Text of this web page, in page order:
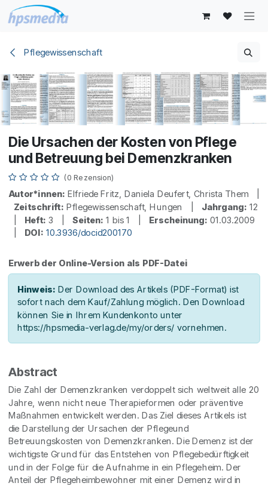
Zum Inhalt springen
Pflegewissenschaft
Die Ursachen der Kosten von Pflege
und Betreuung bei Demenzkranken
(0 Rezension)
Autor*innen: Elfriede Fritz, Daniela Deufert, Christa Them |
Zeitschrift: Pflegewissenschaft, Hungen | Jahrgang: 12
Heft: 3 | Seiten: 1 bis 1 | Erscheinung: 01.03.2009
DOI: 10.3936/docid200170
Erwerb der Online-Version als PDF-Datei
Hinweis: Der Download des Artikels (PDF-Format) ist
sofort nach dem Kauf/Zahlung möglich. Den Download
können Sie in Ihrem Kundenkonto unter
https://hpsmedia-verlag.de/my/orders/ vornehmen.
Abstract
Die Zahl der Demenzkranken verdoppelt sich weltweit alle 20
Jahre, wenn nicht neue Therapieformen oder präventive
Maßnahmen entwickelt werden. Das Ziel dieses Artikels ist
die Darstellung der Ursachen der Pflegeund
Betreuungskosten von Demenzkranken. Die Demenz ist der
wichtigste Grund für das Entstehen von Pflegebedürftigkeit
und in der Folge für die Aufnahme in ein Pflegeheim. Der
Anteil der Pflegeheimbewohner mit einer Demenz wird in